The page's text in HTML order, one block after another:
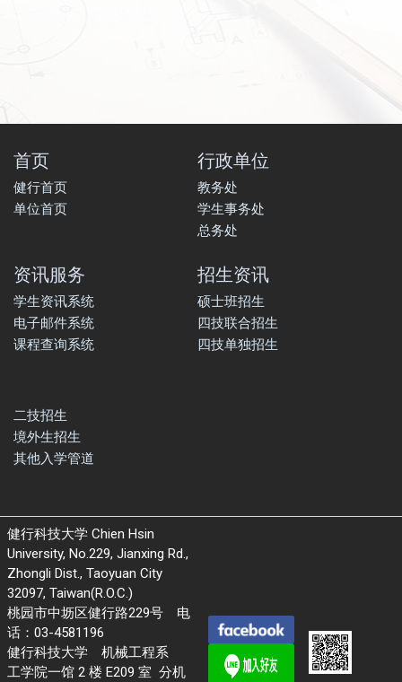
首页
健行首页
单位首页
行政单位
教务处
学生事务处
总务处
资讯服务
学生资讯系统
电子邮件系统
课程查询系统
招生资讯
硕士班招生
四技联合招生
四技单独招生
二技招生
境外生招生
其他入学管道
健行科技大学 Chien Hsin
University, No.229, Jianxing Rd.,
Zhongli Dist., Taoyuan City
32097, Taiwan(R.O.C.)
桃园市中坜区健行路229号 电
话：03-4581196
健行科技大学 机械工程系
工学院一馆 2 楼 E209 室 分机